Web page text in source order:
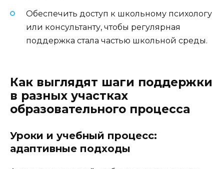
Обеспечить доступ к школьному психологу
или консультанту, чтобы регулярная
поддержка стала частью школьной среды.
Как выглядят шаги поддержки
в разных участках
образовательного процесса
Уроки и учебный процесс:
адаптивные подходы